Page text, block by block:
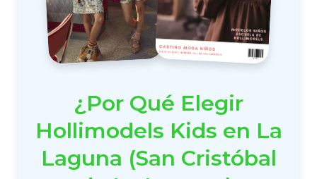
¿Por Qué Elegir
Hollimodels Kids en La
Laguna (San Cristóbal